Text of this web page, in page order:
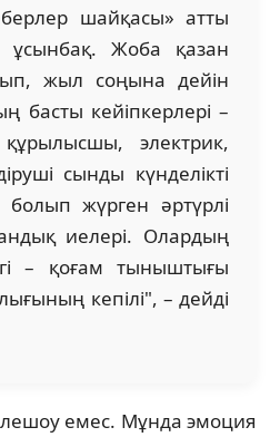
шайқасы» атты
ұсынбақ. Жоба қазан
жыл соңына дейін
басты кейіпкерлері –
электрик,
сынды күнделікті
болып жүрген әртүрлі
иелері. Олардың
– қоғам тыныштығы
кепілі", – дейді
емес. Мұнда эмоция